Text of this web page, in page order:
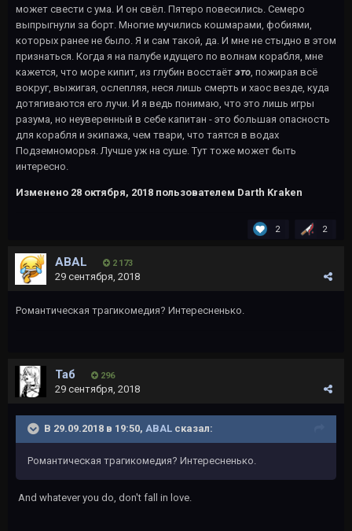
может свести с ума. И он свёл. Пятеро повесились. Семеро
выпрыгнули за борт. Многие мучились кошмарами, фобиями,
которых ранее не было. Я и сам такой, да. И мне не стыдно в этом
признаться. Когда я на палубе идущего по волнам корабля, мне
кажется, что море кипит, из глубин восстаёт это , пожирая всё
вокруг, выжигая, ослепляя, неся лишь смерть и хаос везде, куда
дотягиваются его лучи. И я ведь понимаю, что это лишь игры
разума, но неуверенный в себе капитан - это большая опасность
для корабля и экипажа, чем твари, что таятся в водах
Подземноморья. Лучше уж на суше. Тут тоже может быть
интересно.
Изменено 28 октября, 2018 пользователем Darth Kraken
2 2
ABAL 2 173
29 сентября, 2018
Романтическая трагикомедия? Интересненько.
Таб 296
29 сентября, 2018
В 29.09.2018 в 19:50, ABAL сказал:
Романтическая трагикомедия? Интересненько.
And whatever you do, don't fall in love.